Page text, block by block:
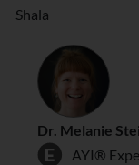
Shala
Dr. Melanie
AYI®